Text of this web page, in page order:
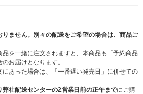
ません。別々の配送をご希望の場合は、商品ご
を一緒に注文されますと、本商品も「予約商品
お届けとなります。
あった場合は、「一番遅い発売日」に併せての
弊社配送センターの2営業日前の正午までにご購